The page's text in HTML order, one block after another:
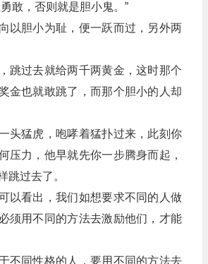
敢，否则就是胆小鬼。”
以胆小为耻，便一跃而过，另外两
跳过去就给两千两黄金，这时那个
金也就敢跳了，而那个胆小的人却
头猛虎，咆哮着猛扑过来，此刻你
压力，他早就先你一步腾身而起，
跳过去了。
以看出，我们如想要求不同的人做
须用不同的方法去激励他们，才能
不同性格的人，要用不同的方法去